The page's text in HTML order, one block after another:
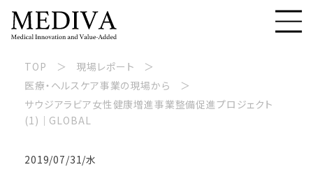
TOP
現場レポート
医療・ヘルスケア事業の現場から
サウジアラビア女性健康増進事業整備促進プロジェクト
(1)│GLOBAL
2019/07/31/水